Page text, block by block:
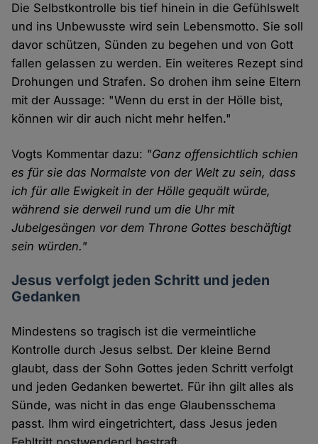
Die Selbstkontrolle bis tief hinein in die Gefühlswelt
und ins Unbewusste wird sein Lebensmotto. Sie soll
davor schützen, Sünden zu begehen und von Gott
fallen gelassen zu werden. Ein weiteres Rezept sind
Drohungen und Strafen. So drohen ihm seine Eltern
mit der Aussage: "Wenn du erst in der Hölle bist,
können wir dir auch nicht mehr helfen."
Vogts Kommentar dazu: "Ganz offensichtlich schien
es für sie das Normalste von der Welt zu sein, dass
ich für alle Ewigkeit in der Hölle gequält würde,
während sie derweil rund um die Uhr mit
Jubelgesängen vor dem Throne Gottes beschäftigt
sein würden."
Jesus verfolgt jeden Schritt und jeden
Gedanken
Mindestens so tragisch ist die vermeintliche
Kontrolle durch Jesus selbst. Der kleine Bernd
glaubt, dass der Sohn Gottes jeden Schritt verfolgt
und jeden Gedanken bewertet. Für ihn gilt alles als
Sünde, was nicht in das enge Glaubensschema
passt. Ihm wird eingetrichtert, dass Jesus jeden